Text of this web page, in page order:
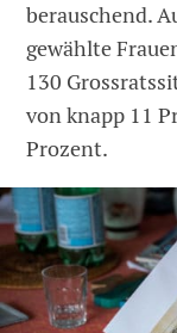
berauschend.
gewählte
130
von knapp 11
Prozent.